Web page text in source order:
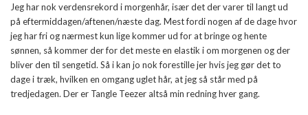
Jeg har nok verdensrekord i morgenhår, især det der varer til langt ud
på eftermiddagen/aftenen/næste dag. Mest fordi nogen af de dage hvor
jeg har fri og nærmest kun lige kommer ud for at bringe og hente
sønnen, så kommer der for det meste en elastik i om morgenen og der
bliver den til sengetid. Så i kan jo nok forestille jer hvis jeg gør det to
dage i træk, hvilken en omgang uglet hår, at jeg så står med på
tredjedagen. Der er Tangle Teezer altså min redning hver gang.